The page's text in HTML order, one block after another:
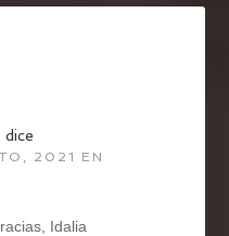
dice
2021 EN
Idalia